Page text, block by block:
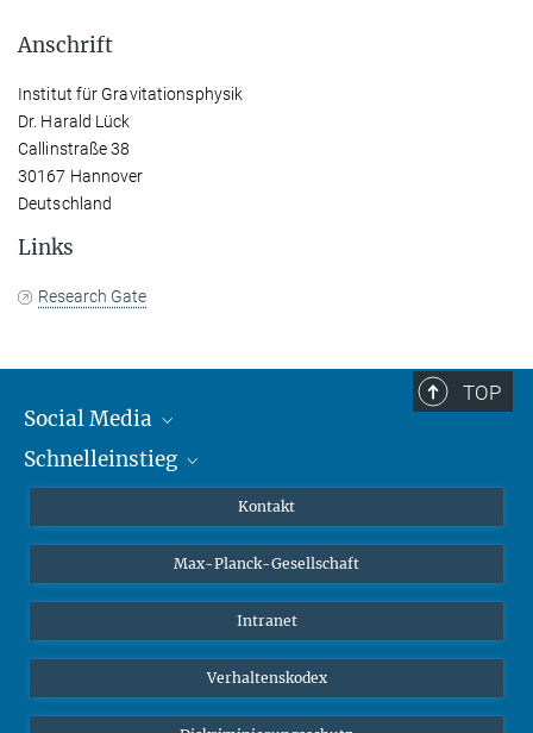
Anschrift
Institut für Gravitationsphysik
Dr. Harald Lück
Callinstraße 38
30167 Hannover
Deutschland
Links
Research Gate
TOP
Social Media
Mastodon
Schnelleinstieg
Studierende
Schüler*innen
Öffentlichkeit
Alumnae | Alumni
Kontakt
Max-Planck-Gesellschaft
Intranet
Verhaltenskodex